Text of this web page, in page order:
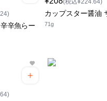
辛魚らー
(税込¥224.64)
カップスター醤油
71g